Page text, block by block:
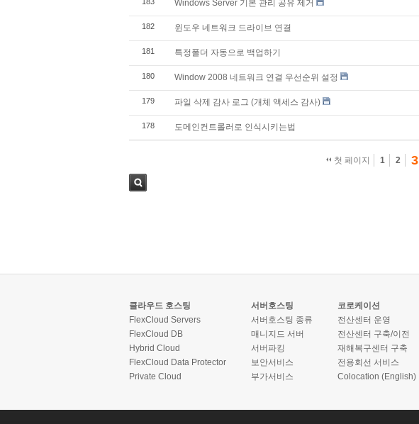
Windows Server 기본 관리 공유 제거
182 윈도우 네트워크 드라이브 연결
181 특정폴더 자동으로 백업하기
180 Window 2008 네트워크 연결 우선순위 설정
179 파일 삭제 감사 로그 (개체 액세스 감사)
178 도메인컨트롤러로 인식시키는법
첫 페이지 1 2 3
클라우드 호스팅
FlexCloud Servers
FlexCloud DB
Hybrid Cloud
FlexCloud Data Protector
Private Cloud
서버호스팅
서버호스팅 종류
매니지드 서버
서버파킹
보안서비스
부가서비스
코로케이션
전산센터 운영
전산센터 구축/이전
재해복구센터 구축
전용회선 서비스
Colocation (English)